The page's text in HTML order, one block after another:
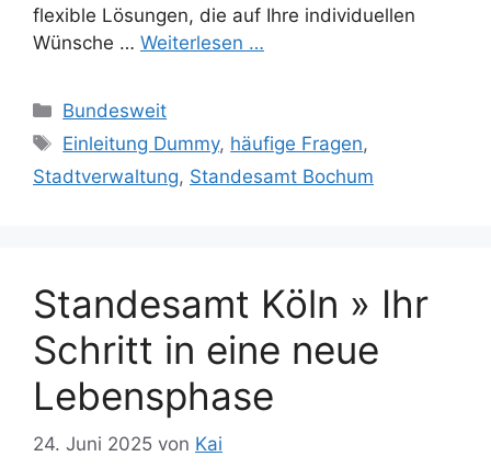
flexible Lösungen, die auf Ihre individuellen
Wünsche … Weiterlesen …
Kategorien
Bundesweit
Schlagwörter
Einleitung Dummy, häufige Fragen,
Stadtverwaltung, Standesamt Bochum
Standesamt Köln » Ihr
Schritt in eine neue
Lebensphase
24. Juni 2025 von Kai